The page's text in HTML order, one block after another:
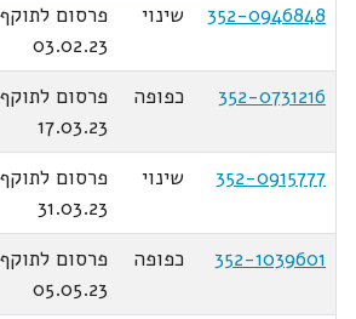
352-0946848
שינוי
פרסום
03.02.23
352-0731216
כפופה
פרסום
17.03.23
352-0915777
שינוי
פרסום
31.03.23
352-1039601
כפופה
פרסום
05.05.23